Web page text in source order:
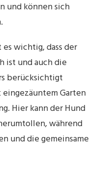
und können sich
wichtig, dass der
ist und auch die
berücksichtigt
Garten
Hier kann der Hund
während
und die gemeinsame